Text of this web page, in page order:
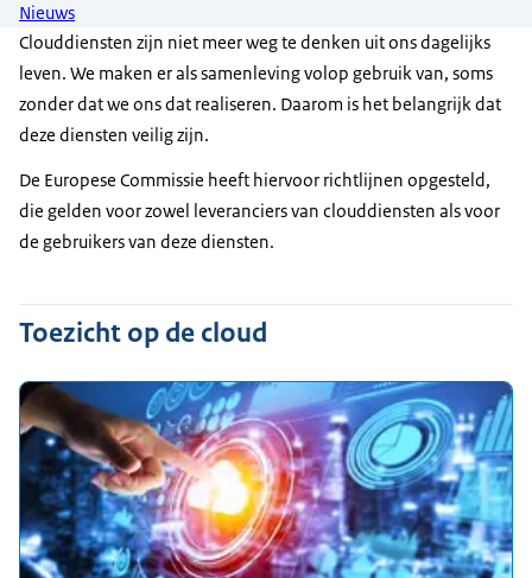
Nieuws
Clouddiensten zijn niet meer weg te denken uit ons dagelijks
leven. We maken er als samenleving volop gebruik van, soms
zonder dat we ons dat realiseren. Daarom is het belangrijk dat
deze diensten veilig zijn.
De Europese Commissie heeft hiervoor richtlijnen opgesteld,
die gelden voor zowel leveranciers van clouddiensten als voor
de gebruikers van deze diensten.
Toezicht op de cloud